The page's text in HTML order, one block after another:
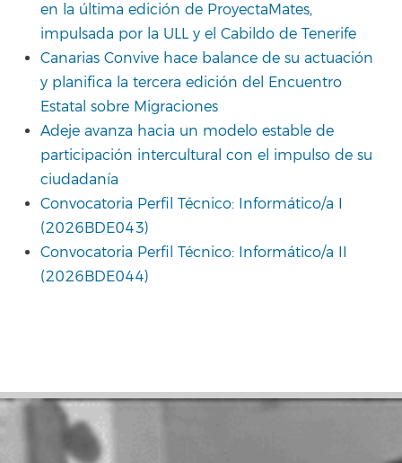
en la última edición de ProyectaMates,
impulsada por la ULL y el Cabildo de Tenerife
Canarias Convive hace balance de su actuación
y planifica la tercera edición del Encuentro
Estatal sobre Migraciones
Adeje avanza hacia un modelo estable de
participación intercultural con el impulso de su
ciudadanía
Convocatoria Perfil Técnico: Informático/a I
(2026BDE043)
Convocatoria Perfil Técnico: Informático/a II
(2026BDE044)